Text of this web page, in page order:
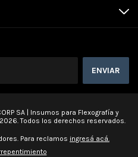
SA | Insumos para Flexografía y
Todos los derechos reservados.
Para reclamos ingresá acá.